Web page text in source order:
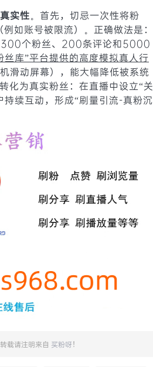
实性。首先，切忌一次性将粉
如账号被限流）。正确做法是：
300个粉丝、200条评论和5000
丝库”平台提供的高度模拟真人行
滑动屏幕），能大幅降低被系统
化为真实粉丝：在直播中设立“关
续互动，形成“刷量引流-真粉沉
载请注明来自 买粉呀！